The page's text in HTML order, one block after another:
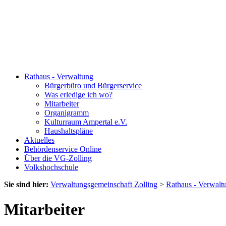
Rathaus - Verwaltung
Bürgerbüro und Bürgerservice
Was erledige ich wo?
Mitarbeiter
Organigramm
Kulturraum Ampertal e.V.
Haushaltspläne
Aktuelles
Behördenservice Online
Über die VG-Zolling
Volkshochschule
Sie sind hier: Verwaltungsgemeinschaft Zolling > Rathaus -
Mitarbeiter